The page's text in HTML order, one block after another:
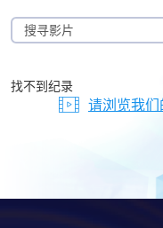
搜
寻
片
找不到纪录
请浏览我